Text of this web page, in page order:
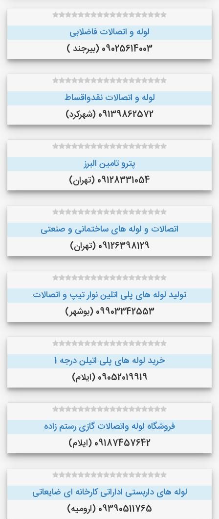
لوله و اتصالات فاضلابی
09025614003 (بیرجند )
لوله و اتصالات نقدواقساط
09139862572 (شهرکرد)
پترو تامین البرز
09128331054 (تهران)
اتصالات و لوله های ساختمانی و صنعتی
09126398129 (تهران)
تولید لوله های پلی اتلین نوار تیپ و اتصالات
09903342553 (بوشهر)
خرید لوله های پلی اتیلن درجه 1
09052019919 (ایلام)
فروشگاه لوله واتصالات گازی رستم زاده
09187457642 (ایلام)
لوله های داربستی اداراتی کارخانه ای ضایعاتی
09390511765 (ارومیه)